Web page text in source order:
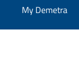
My Demetra